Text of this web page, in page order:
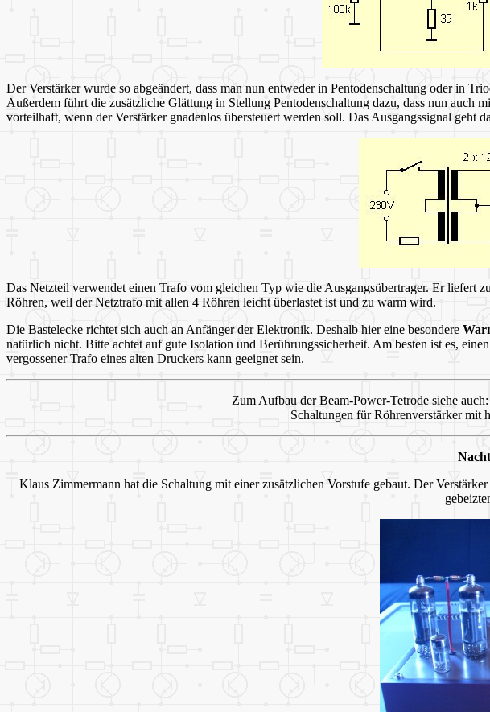
Der Verstärker wurde so abgeändert, dass man nun entweder in Pentodenschaltung oder in
Außerdem führt die zusätzliche Glättung in Stellung Pentodenschaltung dazu, dass nun auch
vorteilhaft, wenn der Verstärker gnadenlos übersteuert werden soll. Das Ausgangssignal geht
Das Netzteil verwendet einen Trafo vom gleichen Typ wie die Ausgangsübertrager. Er liefert
Röhren, weil der Netztrafo mit allen 4 Röhren leicht überlastet ist und zu warm wird.
Die Bastelecke richtet sich auch an Anfänger der Elektronik. Deshalb hier eine besondere
natürlich nicht. Bitte achtet auf gute Isolation und Berührungssicherheit. Am besten ist es,
vergossener Trafo eines alten Druckers kann geeignet sein.
Zum Aufbau der Beam-Power-Tetrode siehe auch:
Schaltungen für Röhrenverstärker mit
Klaus Zimmermann hat die Schaltung mit einer zusätzlichen Vorstufe gebaut. Der